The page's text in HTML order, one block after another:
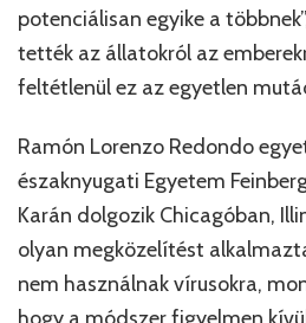
potenciálisan egyike a
tették az állatokról az
feltétlenül ez az egyetlen
Ramón Lorenzo Redondo
északnyugati Egyetem
Karán dolgozik Chicagóban,
olyan megközelítést
nem használnak vírusokra,